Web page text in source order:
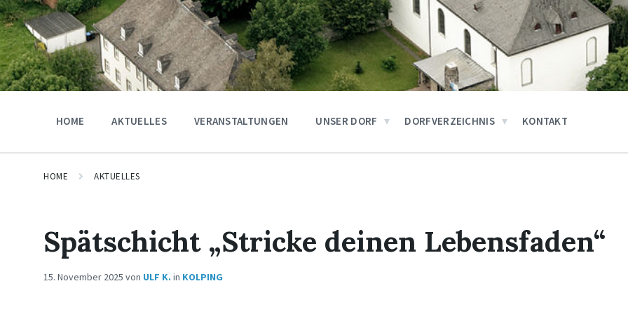
HOME AKTUELLES VERANSTALTUNGEN UNSER DORF DORFVERZEICHNIS KONTAKT
HOME AKTUELLES
Spätschicht „Stricke deinen Lebensfaden“
15. November 2025 von ULF K. in KOLPING